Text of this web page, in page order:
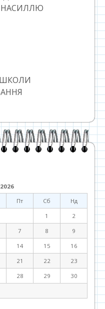
НАСИЛЛЮ
ШКОЛИ
Пт Сб
Нд
1
2
7 8
9
14 15
16
21 22
23
28 29
30